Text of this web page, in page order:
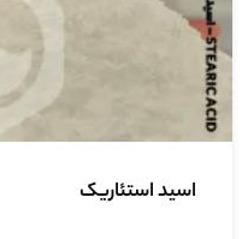
اسید استئاریک